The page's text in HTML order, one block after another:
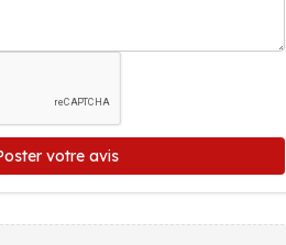
votre avis